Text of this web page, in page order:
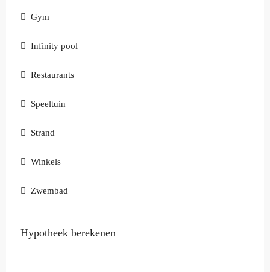
Gym
Infinity pool
Restaurants
Speeltuin
Strand
Winkels
Zwembad
Hypotheek berekenen